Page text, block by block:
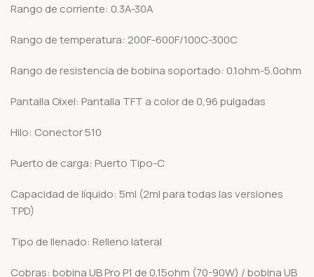
Rango de corriente: 0.3A-30A
Rango de temperatura: 200F-600F/100C-300C
Rango de resistencia de bobina soportado: 0.1ohm-5.0ohm
Pantalla Oixel: Pantalla TFT a color de 0,96 pulgadas
Hilo: Conector 510
Puerto de carga: Puerto Tipo-C
Capacidad de líquido: 5ml (2ml para todas las versiones
TPD)
Tipo de llenado: Relleno lateral
Cobras: bobina UB Pro P1 de 0,15ohm (70-90W) / bobina UB